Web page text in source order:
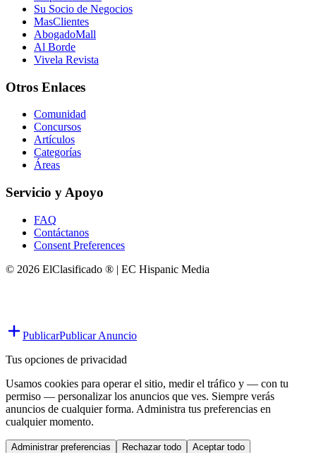
Su Socio de Negocios
MasClientes
AbogadoMall
Al Borde
Vivela Revista
Otros Enlaces
Comunidad
Concursos
Artículos
Categorías
Áreas
Servicio y Apoyo
FAQ
Contáctanos
Consent Preferences
© 2026 ElClasificado ® | EC Hispanic Media
PublicarPublicar Anuncio
Tus opciones de privacidad
Usamos cookies para operar el sitio, medir el tráfico y — con tu
permiso — personalizar los anuncios que ves. Siempre verás
anuncios de cualquier forma. Administra tus preferencias en
cualquier momento.
Administrar preferencias Rechazar todo Aceptar todo